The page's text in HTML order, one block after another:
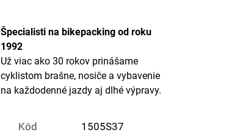
Špecialisti na bikepacking od roku
1992
Už viac ako 30 rokov prinášame
cyklistom brašne, nosiče a vybavenie
na každodenné jazdy aj dlhé výpravy.
Kód
1505S37